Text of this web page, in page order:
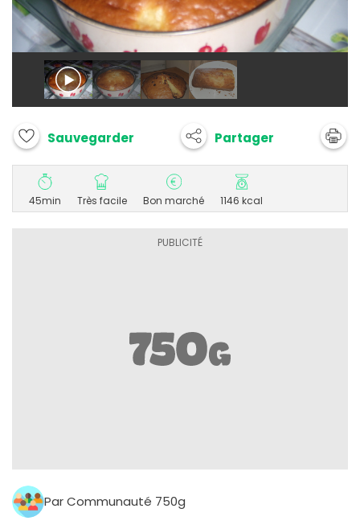
Sauvegarder Partager
45min Très facile Bon marché 1146 kcal
Par Communauté 750g